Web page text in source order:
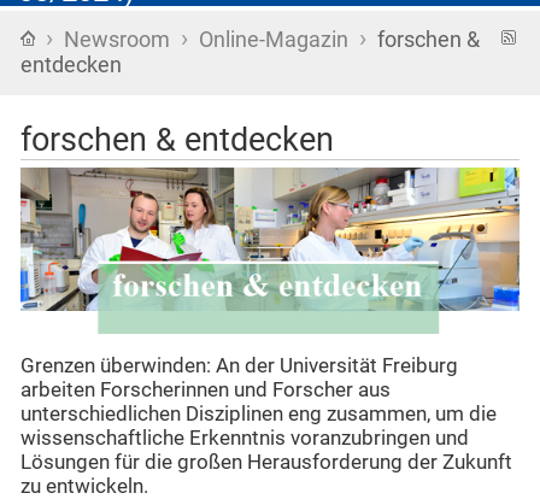
Startseite
› Newsroom › Online-Magazin › forschen &
entdecken
forschen & entdecken
Grenzen überwinden: An der Universität Freiburg
arbeiten Forscherinnen und Forscher aus
unterschiedlichen Disziplinen eng zusammen, um die
wissenschaftliche Erkenntnis voranzubringen und
Lösungen für die großen Herausforderung der Zukunft
zu entwickeln.